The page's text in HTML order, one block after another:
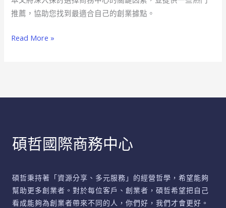
推薦，協助您找到最適合自己的創業據點。
能
商
中
的
與
自
Read More »
碩哲國際商務中心
碩哲秉持著「資源分享、多元服務」的經營哲學，希望能夠
幫助更多創業者。對於每位客戶、創業者，碩哲希望把自己
看成能夠為創業者帶來不同的人，你們好，我們才會更好。